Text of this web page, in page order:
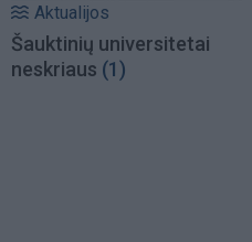
Aktualijos
Šauktinių universitetai
neskriaus (1)